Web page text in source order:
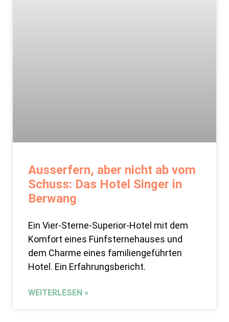
Ausserfern, aber nicht ab vom
Schuss: Das Hotel Singer in
Berwang
Ein Vier-Sterne-Superior-Hotel mit dem
Komfort eines Fünfsternehauses und
dem Charme eines familiengeführten
Hotel. Ein Erfahrungsbericht.
WEITERLESEN »